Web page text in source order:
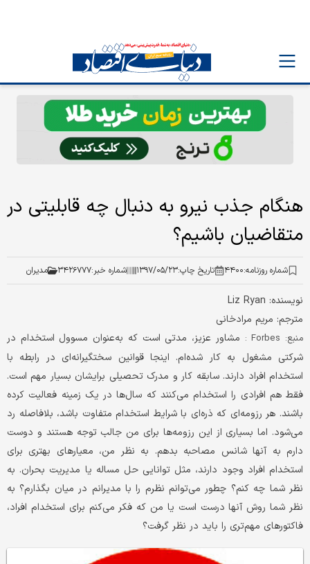
هنگام جذب نیرو به دنبال چه قابلیتی در
متقاضیان باشیم؟
شماره روزنامه:۴۴۰۰ تاریخ چاپ:۱۳۹۷/۰۵/۲۳ شماره خبر:۳۴۲۶۷۷۷ مدیران
نویسنده: Liz Ryan
مترجم: مریم مرادخانی
منبع: Forbes :
مشاور عزیز، مدتی است که به‌عنوان مسوول استخدام در
شرکتی مشغول به کار شده‌ام. اینجا قوانین سختگیرانه‌ای در رابطه با
استخدام افراد دارند. سابقه کار و مدرک تحصیلی برایشان بسیار مهم است.
فقط هم افرادی را استخدام می‌کنند که سال‌ها در یک زمینه فعالیت کرده
باشند. هر رزومه‌ای که ذره‌ای با شرایط استخدام متفاوت باشد، بلافاصله رد
می‌شود. اما بسیاری از این رزومه‌ها برای من جالب توجه هستند و دوست
دارم به آنها شانس مصاحبه بدهم. به نظر من، معیارهای بهتری برای
استخدام افراد وجود دارند، مثل توانایی حل مساله یا مدیریت بحران. به
نظر شما چه کنم؟ چطور می‌توانم نظرم را با مدیرانم در میان بگذارم؟ به
نظر شما روش آنها درست است یا من که فکر می‌کنم برای استخدام افراد،
فاکتورهای مهم‌تری را باید در نظر گرفت؟